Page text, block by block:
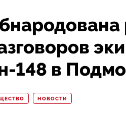
148 в
НОВОСТИ